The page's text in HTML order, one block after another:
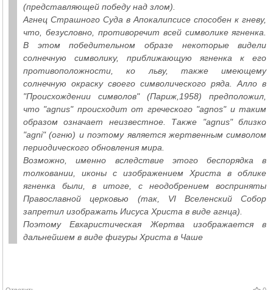
(представляющей победу над злом).
Агнец Страшного Суда в Апокалипсисе способен к гневу,
что, безусловно, противоречит всей символике ягненка.
В этом победительном образе некоторые видели
солнечную символику, приближающую ягненка к его
противоположности, ко льву, также имеющему
солнечную окраску своего символического ряда. Алло в
"Происхождении символов" (Париж,1958) предположил,
что "agnus" происходит от греческого "agnos" и таким
образом означает неизвестное. Также "agnus" близко
"agni" (огню) и поэтому является жертвенным символом
периодического обновления мира.
Возможно, именно вследствие этого беспорядка в
толковании, иконы с изображением Христа в облике
ягненка были, в итоге, с неодобрением восприняты
Православной церковью (так, VI Вселенский Собор
запретил изображать Иисуса Христа в виде агнца).
Поэтому Евхаристическая Жертва изображается в
дальнейшем в виде фигуры Христа в Чаше